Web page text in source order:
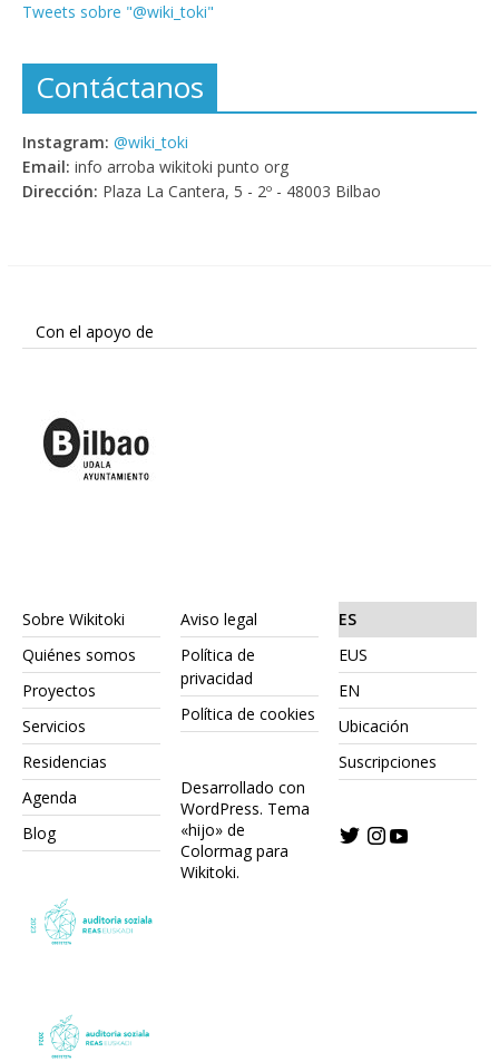
Tweets sobre "@wiki_toki"
Contáctanos
Instagram: @wiki_toki
Email: info arroba wikitoki punto org
Dirección: Plaza La Cantera, 5 - 2º - 48003 Bilbao
Con el apoyo de
Sobre Wikitoki
Quiénes somos
Proyectos
Servicios
Residencias
Agenda
Blog
Aviso legal
Política de
privacidad
Política de cookies
Desarrollado con
WordPress. Tema
«hijo» de
Colormag para
Wikitoki.
ES
EUS
EN
Ubicación
Suscripciones